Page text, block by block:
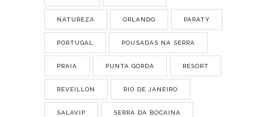
NATUREZA ORLANDO PARATY
PORTUGAL POUSADAS NA SERRA
PRAIA PUNTA GORDA RESORT
REVEILLON RIO DE JANEIRO
SALAVIP SERRA DA BOCAINA